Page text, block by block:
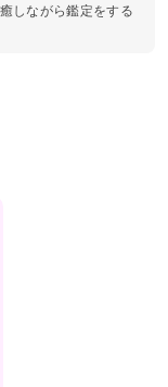
しながら鑑定をする